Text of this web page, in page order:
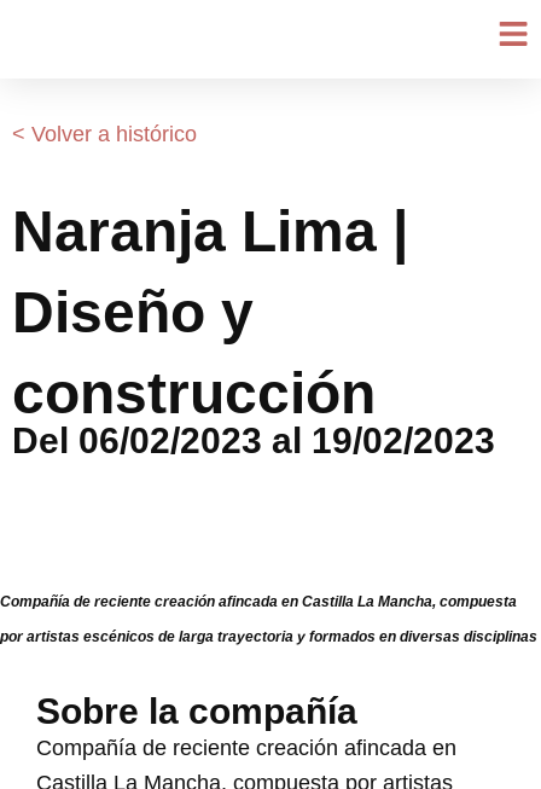
< Volver a histórico
Naranja Lima |
Diseño y
construcción
Del 06/02/2023 al 19/02/2023
Compañía de reciente creación afincada en Castilla La Mancha, compuesta
por artistas escénicos de larga trayectoria y formados en diversas disciplinas
Sobre la compañía
Compañía de reciente creación afincada en
Castilla La Mancha, compuesta por artistas